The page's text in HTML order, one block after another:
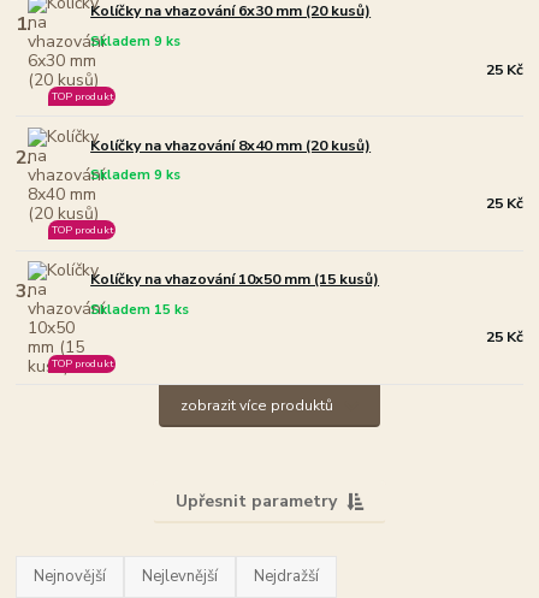
1. Kolíčky na vhazování 6x30 mm (20 kusů)
Skladem 9 ks
TOP produkt
25 Kč
2. Kolíčky na vhazování 8x40 mm (20 kusů)
Skladem 9 ks
TOP produkt
25 Kč
3. Kolíčky na vhazování 10x50 mm (15 kusů)
Skladem 15 ks
TOP produkt
25 Kč
zobrazit více produktů
Upřesnit parametry
Nejnovější Nejlevnější Nejdražší